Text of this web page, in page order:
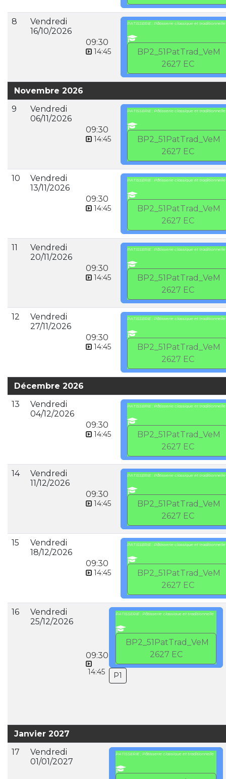
8
Vendredi
16/10/2026
09:30
14:45
PATISSERIE : Pâtisserie classique et traditionnelle
BP2_51PatTrad_VeM
2627 EC
Novembre 2026
9
Vendredi
06/11/2026
09:30
14:45
PATISSERIE : Pâtisserie classique et traditionnelle
BP2_51PatTrad_VeM
2627 EC
10
Vendredi
13/11/2026
09:30
14:45
PATISSERIE : Pâtisserie classique et traditionnelle
BP2_51PatTrad_VeM
2627 EC
11
Vendredi
20/11/2026
09:30
14:45
PATISSERIE : Pâtisserie classique et traditionnelle
BP2_51PatTrad_VeM
2627 EC
12
Vendredi
27/11/2026
09:30
14:45
PATISSERIE : Pâtisserie classique et traditionnelle
BP2_51PatTrad_VeM
2627 EC
Décembre 2026
13
Vendredi
04/12/2026
09:30
14:45
PATISSERIE : Pâtisserie classique et traditionnelle
BP2_51PatTrad_VeM
2627 EC
14
Vendredi
11/12/2026
09:30
14:45
PATISSERIE : Pâtisserie classique et traditionnelle
BP2_51PatTrad_VeM
2627 EC
15
Vendredi
18/12/2026
09:30
14:45
PATISSERIE : Pâtisserie classique et traditionnelle
BP2_51PatTrad_VeM
2627 EC
16
Vendredi
25/12/2026
09:30
14:45
PATISSERIE : Pâtisserie classique et traditionnelle
BP2_51PatTrad_VeM
2627 EC
P1
Janvier 2027
17
Vendredi
01/01/2027
PATISSERIE : Pâtisserie classique et traditionnelle